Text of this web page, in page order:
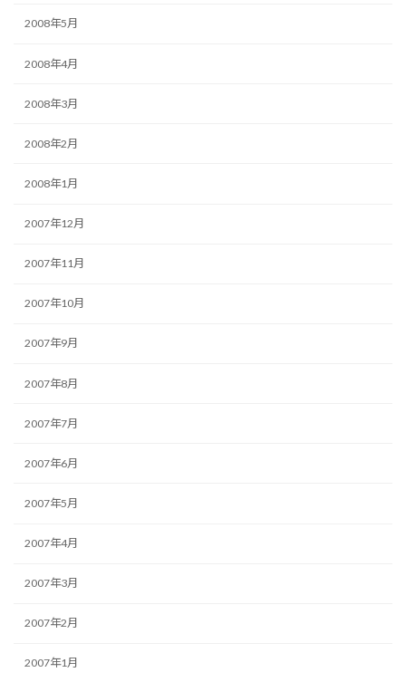
2008年5月
2008年4月
2008年3月
2008年2月
2008年1月
2007年12月
2007年11月
2007年10月
2007年9月
2007年8月
2007年7月
2007年6月
2007年5月
2007年4月
2007年3月
2007年2月
2007年1月